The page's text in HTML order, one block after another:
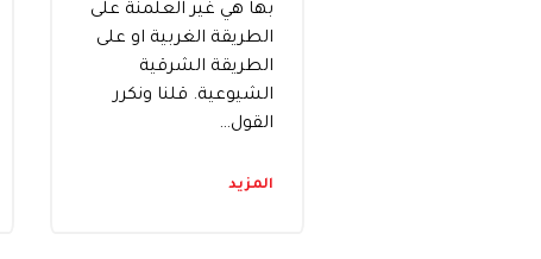
بها هي غير العلمنة على
الطريقة الغربية او على
الطريقة الشرقية
الشيوعية. قلنا ونكرر
القول…
المزيد